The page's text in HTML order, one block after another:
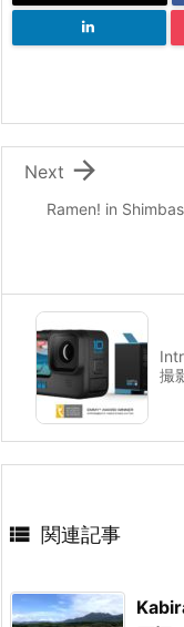
Ramen! in

Next
撮
 関連記事